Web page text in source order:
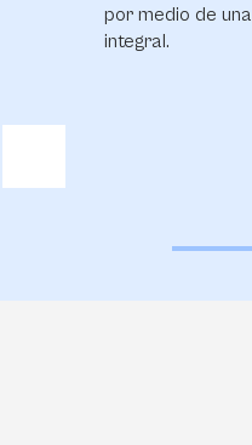
por medio de
integral.